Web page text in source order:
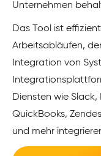
Unternehmen
Das Tool ist
Arbeitsabläufen,
Integration von
Diensten wie Slack,
QuickBooks,
und mehr